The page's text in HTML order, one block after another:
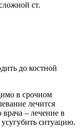
ст.
до костной
в срочном
лечится
– лечение в
ситуацию.